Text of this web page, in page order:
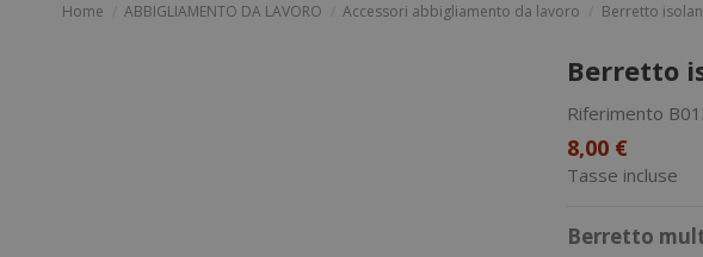
Home ABBIGLIAMENTO DA LAVORO Accessori abbigliamento da lavoro Berretto
Berretto
Riferimento
8,00 €
Tasse incluse
Berretto